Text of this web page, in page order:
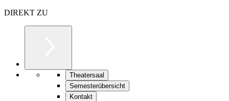
DIREKT ZU
Theatersaal
Semesterübersicht
Kontakt